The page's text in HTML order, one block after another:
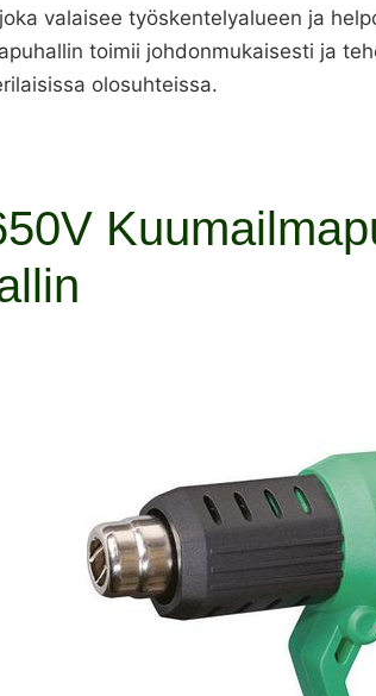
valaisee työskentelyalueen ja
toimii johdonmukaisesti ja
olosuhteissa.